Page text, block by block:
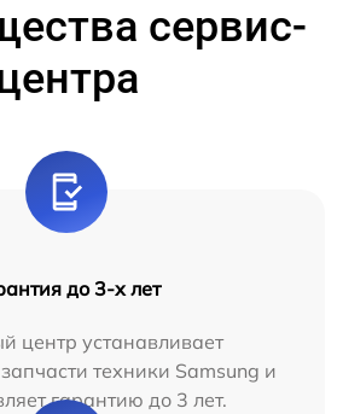
сервис-
до 3-х лет
центр устанавливает
техники Samsung и
гарантию до 3 лет.